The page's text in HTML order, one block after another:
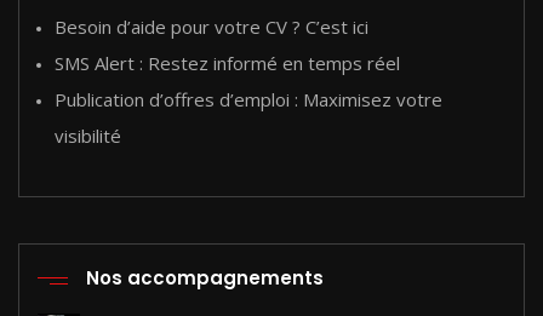
Besoin d’aide pour votre CV ? C’est ici
SMS Alert : Restez informé en temps réel
Publication d’offres d’emploi : Maximisez votre
visibilité
Nos accompagnements